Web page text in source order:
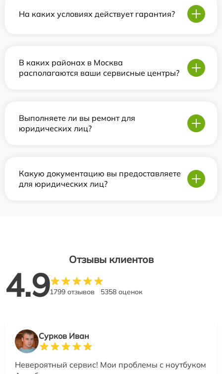
На каких условиях действует гарантия?
В каких районах в Москва
располагаются ваши сервисные центры?
Выполняете ли вы ремонт для
юридических лиц?
Какую документацию вы предоставляете
для юридических лиц?
Отзывы клиентов
4.91799 отзывов 5358 оценок
Сурков Иван
Невероятный сервис! Мои проблемы с ноутбуком